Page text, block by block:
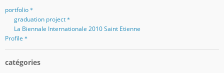
portfolio＊
graduation project＊
La Biennale Internationale 2010 Saint Etienne
Profile＊
catégories